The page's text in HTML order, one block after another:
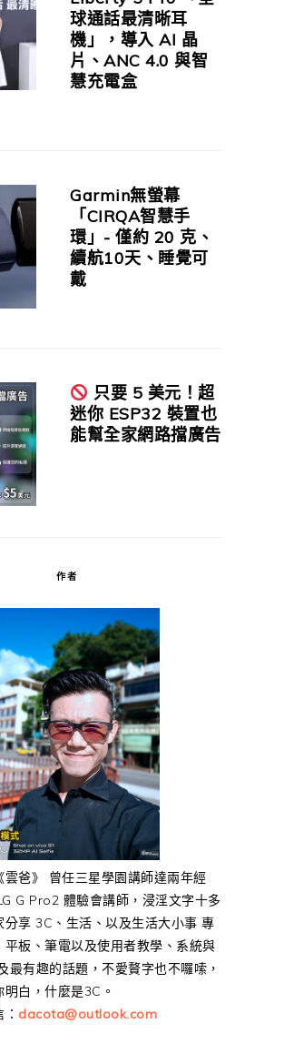
球通話最清晰耳
機」，導入 AI 晶
片、ANC 4.0 與智
慧充電盒
Garmin無螢幕
「CIRQA智慧手
環」- 僅約 20 克、
續航10天、睡覺可
戴
只要 5 美元！超
迷你 ESP32 裝置也
能幫全家網路擋廣告
作者
雲爸》 曾任三星學園講師達兩年經
G Pro2 體驗會講師，浸淫文字十多
分享 3C、生活、以及生活大小事 專
平板、筆電以及使用者教學、系統與
最有趣的話題，不愛贅字也不囉嗦，
白，什麼是3C。
dacota@outlook.com